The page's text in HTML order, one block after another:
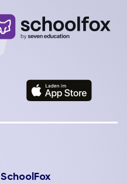
SchoolFox